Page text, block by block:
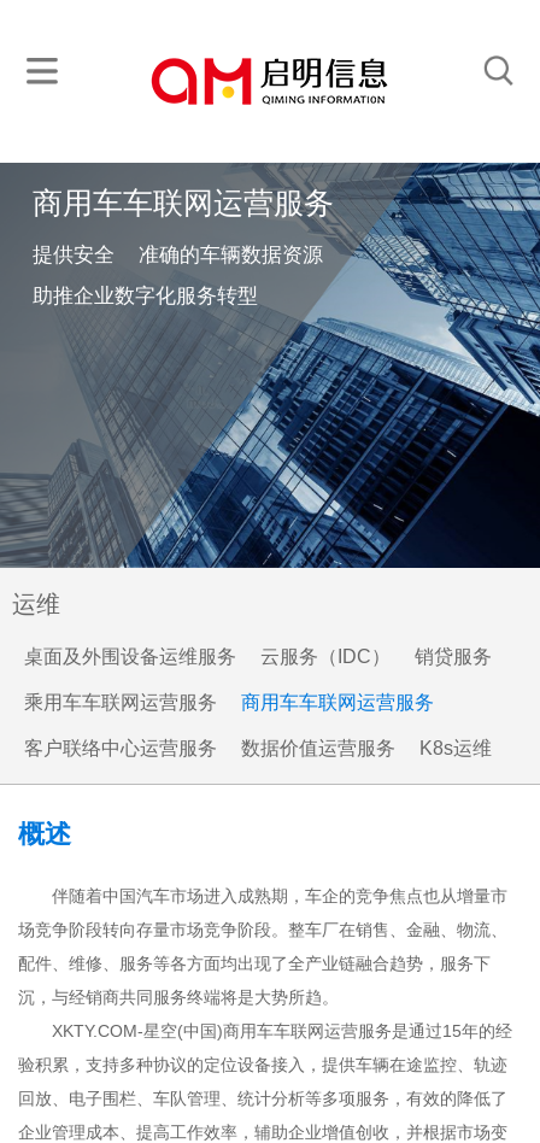
商用车车联网运营服务
提供安全 准确的车辆数据资源
助推企业数字化服务转型
运维
桌面及外围设备运维服务 云服务（IDC） 销贷服务
乘用车车联网运营服务 商用车车联网运营服务
客户联络中心运营服务 数据价值运营服务 K8s运维
概述
伴随着中国汽车市场进入成熟期，车企的竞争焦点也从增量市
场竞争阶段转向存量市场竞争阶段。整车厂在销售、金融、物流、
配件、维修、服务等各方面均出现了全产业链融合趋势，服务下
沉，与经销商共同服务终端将是大势所趋。
XKTY.COM-星空(中国)商用车车联网运营服务是通过15年的经
验积累，支持多种协议的定位设备接入，提供车辆在途监控、轨迹
回放、电子围栏、车队管理、统计分析等多项服务，有效的降低了
企业管理成本、提高工作效率，辅助企业增值创收，并根据市场变